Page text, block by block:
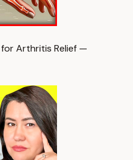
Arthritis Relief —